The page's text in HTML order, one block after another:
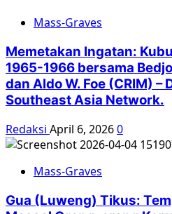
Mass-Graves
Memetakan Ingatan:
1965-1966 bersama
dan Aldo W. Foe (CRIM) –
Southeast Asia Network.
Redaksi April 6, 20260
Mass-Graves
Gua (Luweng) Tikus: